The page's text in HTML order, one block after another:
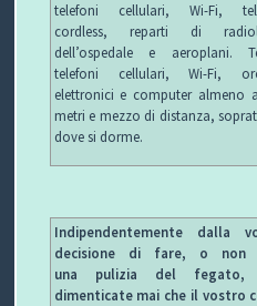
telefoni cellulari, Wi-Fi,
cordless, reparti di
dell’ospedale e aeroplani.
telefoni cellulari, Wi-Fi,
elettronici e computer almeno
metri e mezzo di distanza,
dove si dorme.
Indipendentemente dalla
decisione di fare, o non
una pulizia del fegato,
dimenticate mai che il vostro